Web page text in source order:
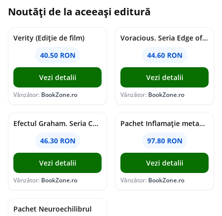
Noutăți de la aceeași editură
Verity (Ediție de film)
40.50 RON
Vezi detalii
Vânzător: BookZone.ro
Voracious. Seria Edge of Darkness Vol.2
44.60 RON
Vezi detalii
Vânzător: BookZone.ro
Efectul Graham. Seria Campus Diaries Vol.1
46.30 RON
Vezi detalii
Vânzător: BookZone.ro
Pachet Inflamație metabolism și creier
97.80 RON
Vezi detalii
Vânzător: BookZone.ro
Pachet Neuroechilibrul